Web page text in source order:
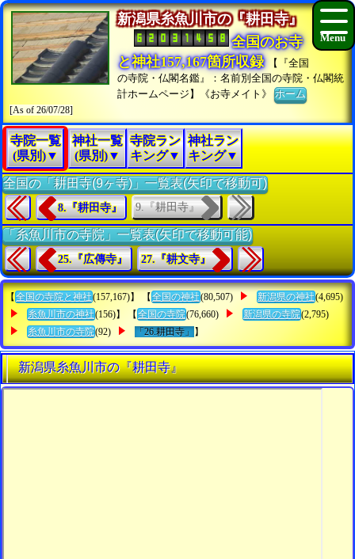
新潟県糸魚川市の『耕田寺』
全国のお寺
と神社157,167箇所収録
【『全国
の寺院・仏閣名鑑』：名前別全国の寺院・仏閣統
計ホームページ】《お寺メイト》ホーム
[As of 26/07/28]
寺院一覧
(県別)▼
神社一覧
(県別)▼
寺院ラン
キング▼
神社ラン
キング▼
全国の「耕田寺(9ヶ寺)」一覧表(矢印で移動可)
8.『耕田寺』 9.『耕田寺』
「糸魚川市の寺院」一覧表(矢印で移動可能)
25.『広傳寺』 27.『耕文寺』
【 全国の寺院と神社(157,167)】 【 全国の神社(80,507) 新潟県の神社(4,695)
糸魚川市の神社(156)】 【 全国の寺院(76,660) 新潟県の寺院(2,795)
糸魚川市の寺院(92) 「26.耕田寺」 】
新潟県糸魚川市の『耕田寺』